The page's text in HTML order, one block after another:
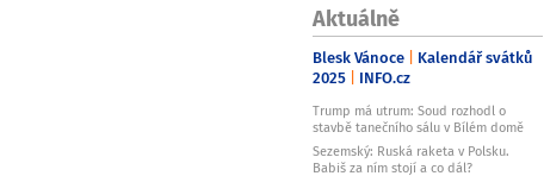
Aktuálně
Blesk Vánoce Kalendář svátků
2025 INFO.cz
Trump má utrum: Soud rozhodl o
stavbě tanečního sálu v Bílém domě
Sezemský: Ruská raketa v Polsku.
Babiš za ním stojí a co dál?